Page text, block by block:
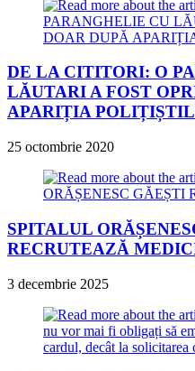
DE LA CITITORI: O
LĂUTARI A FOST
APARIȚIA
25 octombrie 2020
SPITALUL
RECRUTEAZĂ
3 decembrie 2025